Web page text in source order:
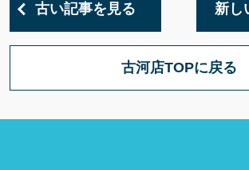
古い記事を見る 新し
古河店TOPに戻る